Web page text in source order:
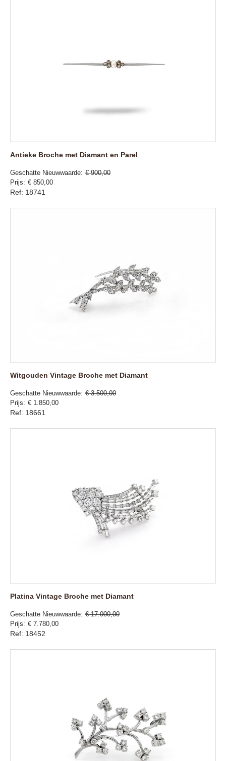
Antieke Broche met Diamant en Parel
Geschatte Nieuwwaarde € 900,00
Prijs
€ 850,00
Ref: 18741
Witgouden Vintage Broche met Diamant
Geschatte Nieuwwaarde € 3.500,00
Prijs
€ 1.850,00
Ref: 18661
Platina Vintage Broche met Diamant
Geschatte Nieuwwaarde € 17.000,00
Prijs
€ 7.780,00
Ref: 18452